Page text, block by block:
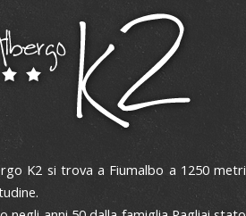
K2 si trova a Fiumalbo a 1250 metri